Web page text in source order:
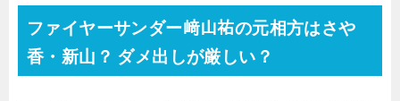
ファイヤーサンダー﨑山祐の元相方はさや
香・新山？ ダメ出しが厳しい？